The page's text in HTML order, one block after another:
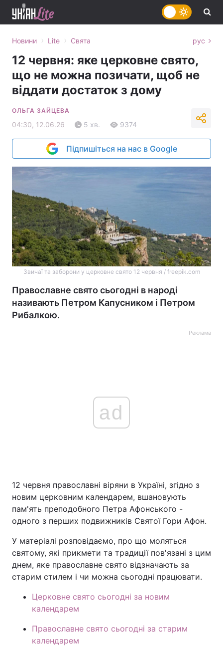
Головна Війна
Україна Політика
Спорт Наука
Техно і зв'язок Лайт
Зброя Інциденти
Цікавинки
Новини › Lite › Свята рус
12 червня: яке церковне свято,
що не можна позичати, щоб не
віддати достаток з дому
ОЛЬГА ЗАЙЦЕВА
04:30, 12.06.26 5 хв. 9374
Підпишіться на нас в Google
Звичаї та заборони у церковне свято 12 червня / freepik.com
Православне свято сьогодні в народі
називають Петром Капусником і Петром
Рибалкою.
Реклама
ad
12 червня православні віряни в Україні, згідно з
новим церковним календарем, вшановують
пам'ять преподобного Петра Афонського -
одного з перших подвижників Святої Гори Афон.
У матеріалі розповідаємо, про що моляться
святому, які прикмети та традиції пов'язані з цим
днем, яке православне свято відзначають за
старим стилем і чи можна сьогодні працювати.
Церковне свято сьогодні за новим
календарем
Православне свято сьогодні за старим
календарем